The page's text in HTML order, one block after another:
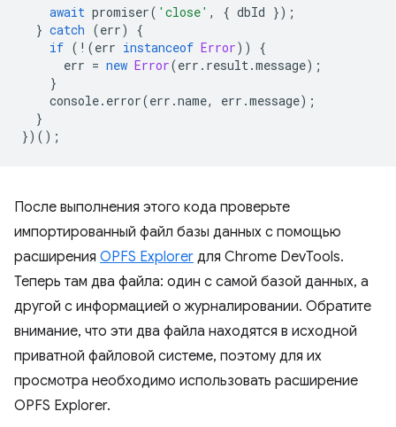
await promiser( 'close' , { dbId });
} catch (err)
{
if ( ! (err instanceof Error))
{
err = new Error(err . result.message);
}
console. error(err .name, err .message);
}
})();
После выполнения этого кода проверьте
импортированный файл базы данных с помощью
расширения OPFS Explorer для Chrome DevTools.
Теперь там два файла: один с самой базой данных, а
другой с информацией о журналировании. Обратите
внимание, что эти два файла находятся в исходной
приватной файловой системе, поэтому для их
просмотра необходимо использовать расширение
OPFS Explorer.